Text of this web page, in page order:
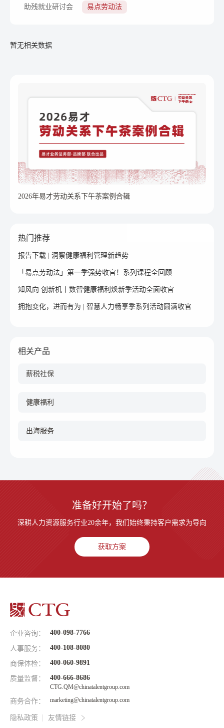
助残就业研讨会 易点劳动法
暂无相关数据
2026年易才劳动关系下午茶案例合辑
热门推荐
报告下载 | 洞察健康福利管理新趋势
「易点劳动法」第一季强势收官！系列课程全回顾
知风向 创新机丨数智健康福利焕新季活动全面收官
拥抱变化，进而有为 | 智慧人力畅享季系列活动圆满收官
相关产品
薪税社保
健康福利
出海服务
准备好开始了吗？
深耕人力资源服务行业20余年，我们始终秉持客户需求为导向
获取方案
企业咨询： 400-098-7766
人事服务： 400-108-8080
商保体检： 400-060-9891
质量监督： 400-666-8686
CTG.QM@chinatalentgroup.com
商务合作： marketing@chinatalentgroup.com
隐私政策 友情链接